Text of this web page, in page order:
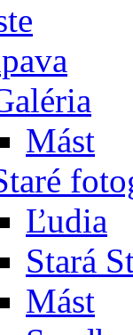
Mást
Ľudia
Stará
Mást